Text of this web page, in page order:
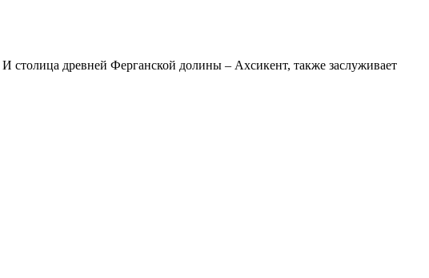
столица древней Ферганской долины – Ахсикент, также заслуживает